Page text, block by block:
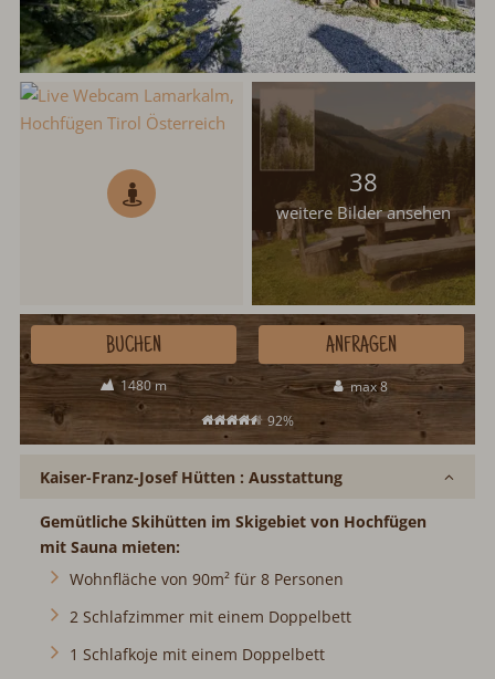
38
weitere Bilder ansehen
1480 m
max 8
92%
BUCHEN ANFRAGEN
Kaiser-Franz-Josef Hütten : Ausstattung
Gemütliche Skihütten im Skigebiet von Hochfügen
mit Sauna mieten:
Wohnfläche von 90m² für 8 Personen
2 Schlafzimmer mit einem Doppelbett
1 Schlafkoje mit einem Doppelbett